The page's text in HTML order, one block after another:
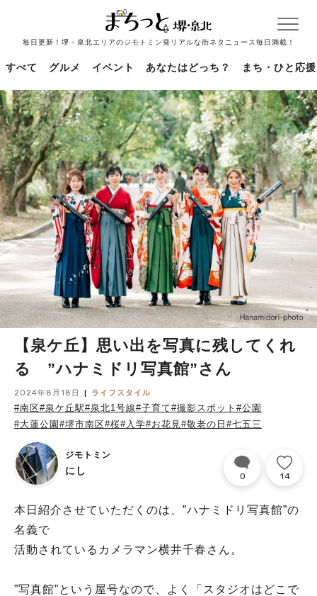
毎日更新！堺・泉北エリアのジモトミン発リアルな街ネタニュース毎日満載！
すべて グルメ イベント あなたはどっち？ まち・ひと応援
【泉ケ丘】思い出を写真に残してくれ
る ”ハナミドリ写真館”さん
2024年8月18日 ライフスタイル
#南区#泉ケ丘駅#泉北1号線#子育て#撮影スポット #公園
#大蓮公園 #堺市南区#桜#入学#お花見#敬老の日 #七五三
ジモトミン
にし 0 14
本日紹介させていただくのは、”ハナミドリ写真館”の
名義で
活動されているカメラマン横井千春さん。
”写真館”という屋号なので、よく「スタジオはどこで